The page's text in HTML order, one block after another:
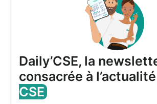
Daily’CSE, la
consacrée à
CSE